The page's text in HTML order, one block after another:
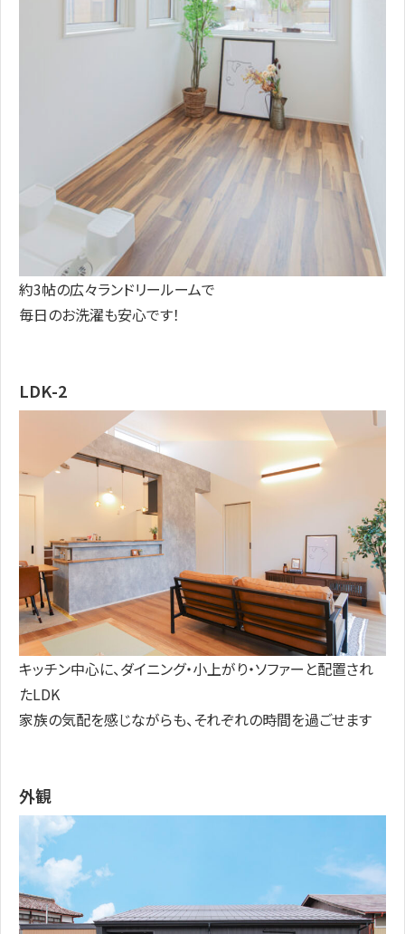
約3帖の広々ランドリールームで
毎日のお洗濯も安心です！
LDK-2
キッチン中心に、ダイニング・小上がり・ソファーと配置され
たLDK
家族の気配を感じながらも、それぞれの時間を過ごせます
外観